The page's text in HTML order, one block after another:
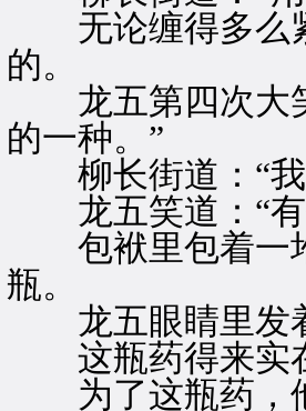
无论缠得多么紧
的。
龙五第四次大笑
的一种。”
柳长街道：“我
龙五笑道：“有
包袱里包着一堆
瓶。
龙五眼睛里发着
这瓶药得来实
为了这瓶药，